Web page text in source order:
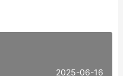
2025-06-16